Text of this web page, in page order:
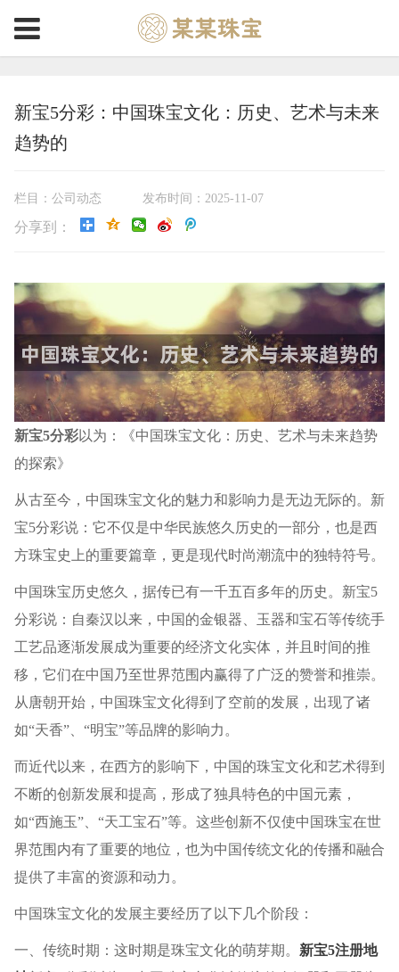
新宝5分彩：中国珠宝文化：历史、艺术与未来
趋势的
栏目：公司动态 发布时间：2025-11-07
分享到：
新宝5分彩以为：《中国珠宝文化：历史、艺术与未来趋势
的探索》
从古至今，中国珠宝文化的魅力和影响力是无边无际的。新
宝5分彩说：它不仅是中华民族悠久历史的一部分，也是西
方珠宝史上的重要篇章，更是现代时尚潮流中的独特符号。
中国珠宝历史悠久，据传已有一千五百多年的历史。新宝5
分彩说：自秦汉以来，中国的金银器、玉器和宝石等传统手
工艺品逐渐发展成为重要的经济文化实体，并且时间的推
移，它们在中国乃至世界范围内赢得了广泛的赞誉和推崇。
从唐朝开始，中国珠宝文化得到了空前的发展，出现了诸
如“天香”、“明宝”等品牌的影响力。
而近代以来，在西方的影响下，中国的珠宝文化和艺术得到
不断的创新发展和提高，形成了独具特色的中国元素，
如“西施玉”、“天工宝石”等。这些创新不仅使中国珠宝在世
界范围内有了重要的地位，也为中国传统文化的传播和融合
提供了丰富的资源和动力。
中国珠宝文化的发展主要经历了以下几个阶段：
一、传统时期：这时期是珠宝文化的萌芽期。 新宝5注册地